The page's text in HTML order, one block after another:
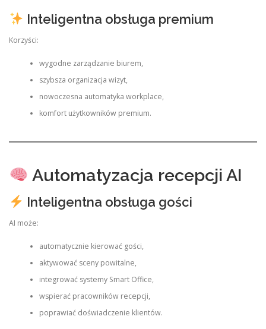
Inteligentna obsługa premium
Korzyści:
wygodne zarządzanie biurem,
szybsza organizacja wizyt,
nowoczesna automatyka workplace,
komfort użytkowników premium.
Automatyzacja recepcji AI
Inteligentna obsługa gości
AI może:
automatycznie kierować gości,
aktywować sceny powitalne,
integrować systemy Smart Office,
wspierać pracowników recepcji,
poprawiać doświadczenie klientów.